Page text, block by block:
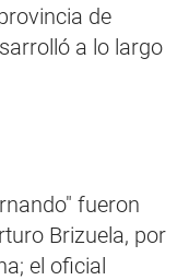
de
a lo largo
fueron
Brizuela, por
el oficial